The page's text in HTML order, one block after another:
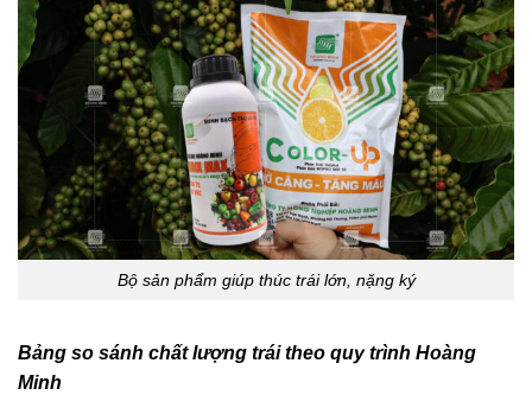
Bộ sản phẩm giúp thúc trái lớn, nặng ký
Bảng so sánh chất lượng trái theo quy trình Hoàng
Minh